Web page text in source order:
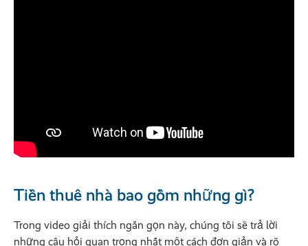
Tiền thuê nhà bao gồm những gì?
Trong video giải thích ngắn gọn này, chúng tôi sẽ trả lời
những câu hỏi quan trọng nhất một cách đơn giản và rõ